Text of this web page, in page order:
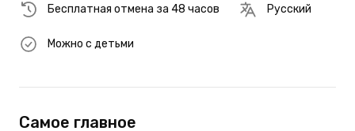
Бесплатная отмена за 48 часов Русский
Можно с детьми
Самое главное